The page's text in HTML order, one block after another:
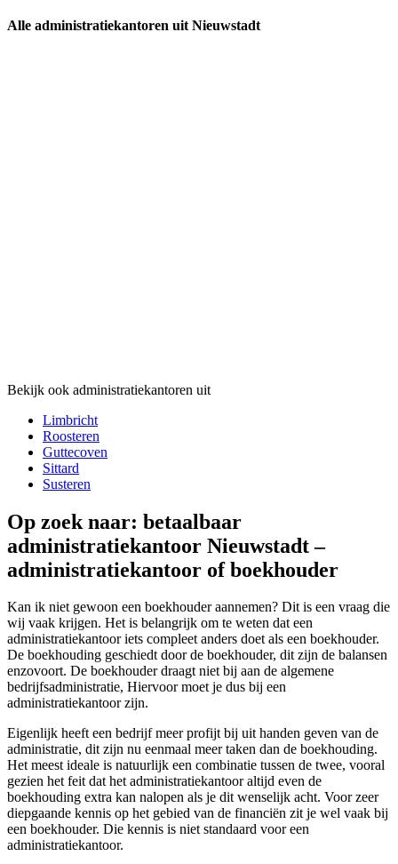
Alle administratiekantoren uit Nieuwstadt
Bekijk ook administratiekantoren uit
Limbricht
Roosteren
Guttecoven
Sittard
Susteren
Op zoek naar: betaalbaar
administratiekantoor Nieuwstadt –
administratiekantoor of boekhouder
Kan ik niet gewoon een boekhouder aannemen? Dit is een vraag die
wij vaak krijgen. Het is belangrijk om te weten dat een
administratiekantoor iets compleet anders doet als een boekhouder.
De boekhouding geschiedt door de boekhouder, dit zijn de balansen
enzovoort. De boekhouder draagt niet bij aan de algemene
bedrijfsadministratie, Hiervoor moet je dus bij een
administratiekantoor zijn.
Eigenlijk heeft een bedrijf meer profijt bij uit handen geven van de
administratie, dit zijn nu eenmaal meer taken dan de boekhouding.
Het meest ideale is natuurlijk een combinatie tussen de twee, vooral
gezien het feit dat het administratiekantoor altijd even de
boekhouding extra kan nalopen als je dit wenselijk acht. Voor zeer
diepgaande kennis op het gebied van de financiën zit je wel vaak bij
een boekhouder. Die kennis is niet standaard voor een
administratiekantoor.